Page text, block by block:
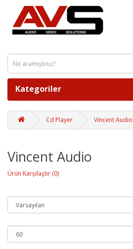
Kategoriler
Cd Player Vincent Audio
Vincent Audio
Ürün Karşılaştır (0)